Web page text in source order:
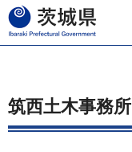
茨城県
筑西土木事務所